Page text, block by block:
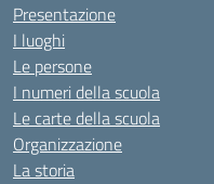
Presentazione
I luoghi
Le persone
I numeri della scuola
Le carte della scuola
Organizzazione
La storia